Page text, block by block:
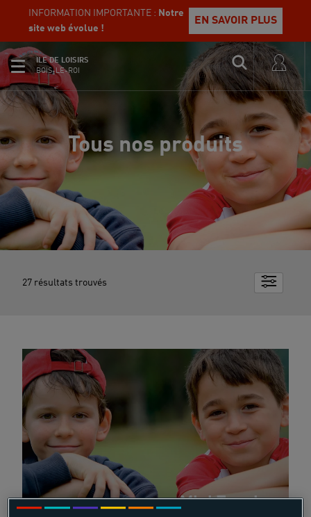
INFORMATION IMPORTANTE : Notre
site web évolue !
EN SAVOIR PLUS
ILE DE LOISIRS
BOIS-LE-ROI
Tous nos produits
27 résultats trouvés
Mini Tennis